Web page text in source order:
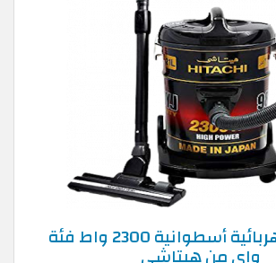
مكنسة كهربائية أسطوانية 2300 واط فئة
واي من هيتاشي